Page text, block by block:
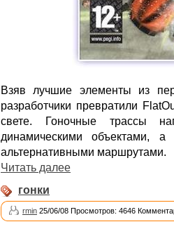
Взяв лучшие элементы из
разработчики превратили
свете. Гоночные трассы
динамическими объектами,
альтернативными маршрутами.
Читать далее
гонки
rmin 25/06/08 Просмотров: 4646